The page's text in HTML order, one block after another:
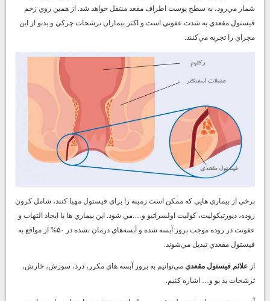
شمار مي‌رود، به سطح پوست اطراف مقعد منتقل خواهد شد. از همين روي زخم
فيستول مقعدي به شدت عفوني است و اكثر بيماران ترشحات چركي و بدبو از اين
مجراي را تجربه مي‌كنند.
برخي از بيماري هايي كه ممكن است زمينه را براي فيستول مهيا كنند، شامل كرون
روده، ديورتيكوليت، كوليت اولسراتيو و….مي شود. اين بيماري ها با ايجاد التهاب و
عفونت در روده موجب بروز آبسه شده و آبسه‌هاي درمان نشده در ۵۰% از مواقع به
فيستول مقعدي تبديل مي‌شوند.
از علائم فيستول مقعدي مي‌توانيم به بروز آبسه هاي مكرر، درد، سوزش، خارش،
ترشحات بد بو و… اشاره كنيم.